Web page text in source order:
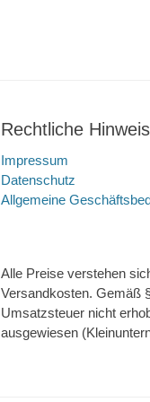
Rechtliche
Impressum
Datenschutz
Allgemeine
Alle Preise verstehen
Versandkosten. Gemäß
Umsatzsteuer nicht
ausgewiesen